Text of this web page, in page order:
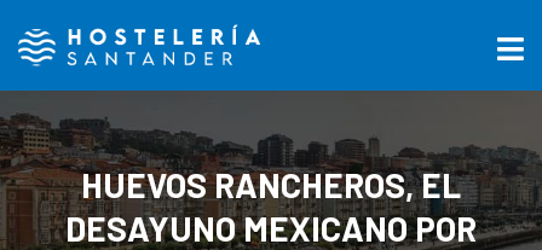
HUEVOS RANCHEROS, EL
DESAYUNO MEXICANO POR